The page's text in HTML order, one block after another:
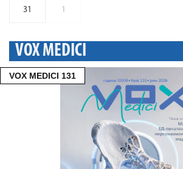
31 1
VOX MEDICI
VOX MEDICI 131